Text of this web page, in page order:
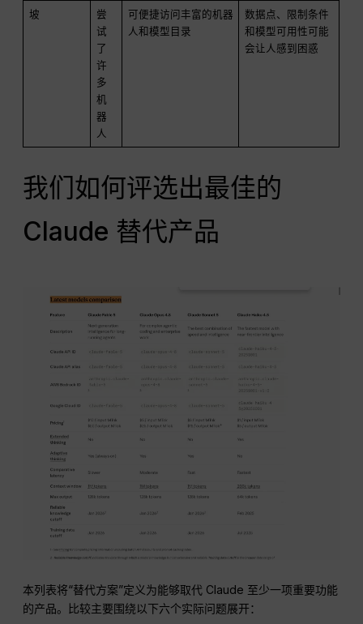
坡
尝
试
了
许
多
机
器
人
可便捷访问丰富的机器
人和模型目录
数据点、限制条件
和模型可用性可能
会让人感到困惑
我们如何评选出最佳的
Claude 替代产品
本列表将“替代方案”定义为能够取代 Claude 至少一项重要功能
的产品。比较主要围绕以下六个实际问题展开：